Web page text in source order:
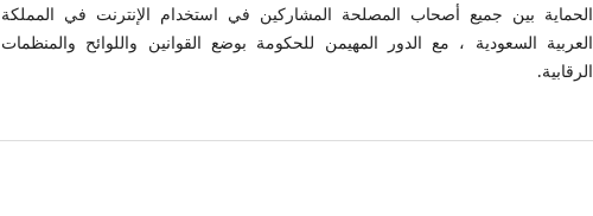
الحماية بين جميع أصحاب المصلحة المشاركين في استخدام الإنترنت في المملكة
العربية السعودية ، مع الدور المهيمن للحكومة بوضع القوانين واللوائح والمنظمات
الرقابية.